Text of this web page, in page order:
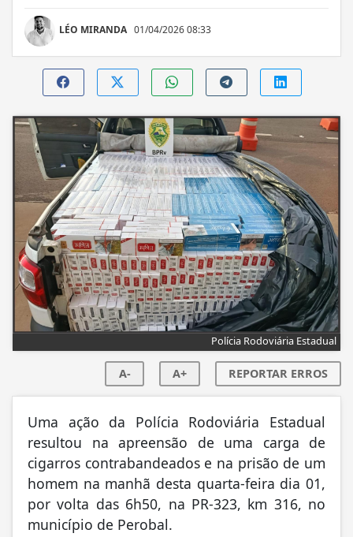
LÉO MIRANDA 01/04/2026 08:33
Polícia Rodoviária Estadual
A- A+ REPORTAR ERROS
Uma ação da Polícia Rodoviária Estadual
resultou na apreensão de uma carga de
cigarros contrabandeados e na prisão de um
homem na manhã desta quarta-feira dia 01,
por volta das 6h50, na PR-323, km 316, no
município de Perobal.